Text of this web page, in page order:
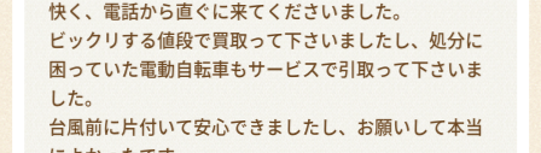
快く、電話から直ぐに来てくださいました。
ビックリする値段で買取って下さいましたし、処分に
困っていた電動自転車もサービスで引取って下さいま
した。
台風前に片付いて安心できましたし、お願いして本当